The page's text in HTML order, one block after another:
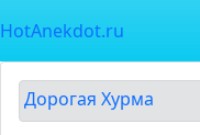
HotAnekdot.ru
Дорогая Хурма